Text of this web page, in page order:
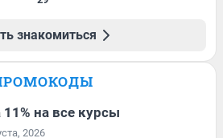
знакомиться
на все курсы
2026